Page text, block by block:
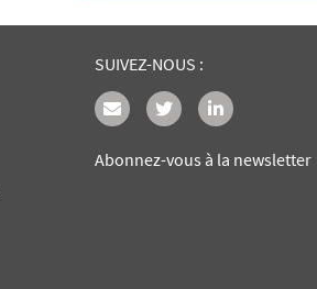
SUIVEZ-NOUS :
Abonnez-vous à la newsletter